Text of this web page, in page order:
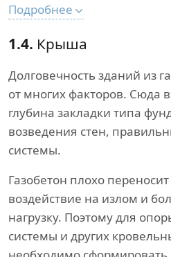
Подробнее
1.4. Крыша
Долговечность зданий из
от многих факторов. Сюда
глубина закладки типа
возведения стен,
системы.
Газобетон плохо
воздействие на излом и
нагрузку. Поэтому для
системы и других